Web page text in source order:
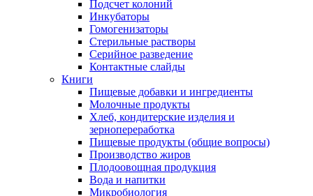
Подсчет колоний
Инкубаторы
Гомогенизаторы
Стерильные растворы
Серийное разведение
Контактные слайды
Книги
Пищевые добавки и ингредиенты
Молочные продукты
Хлеб, кондитерские изделия и
зернопереработка
Пищевые продукты (общие вопросы)
Производство жиров
Плодоовощная продукция
Вода и напитки
Микробиология